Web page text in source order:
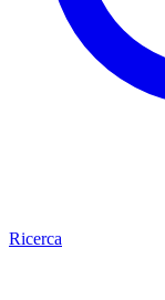
Ricerca